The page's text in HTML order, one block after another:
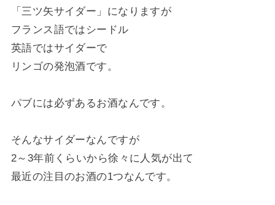
「三ツ矢サイダー」になりますが
フランス語ではシードル
英語ではサイダーで
リンゴの発泡酒です。
パブには必ずあるお酒なんです。
そんなサイダーなんですが
2～3年前くらいから徐々に人気が出て
最近の注目のお酒の1つなんです。